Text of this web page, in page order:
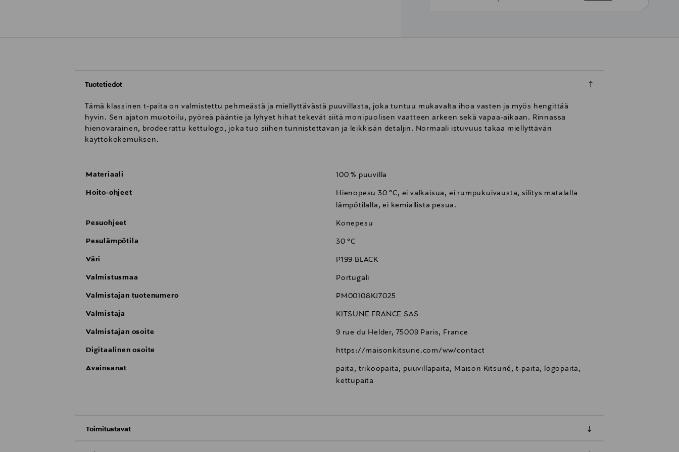
Tuotetiedot
Tämä klassinen t-paita on valmistettu pehmeästä ja miellyttävästä puuvillasta, joka tuntuu mukavalta ihoa vasten ja myös hengittää
hyvin. Sen ajaton muotoilu, pyöreä pääntie ja lyhyet hihat tekevät siitä monipuolisen vaatteen arkeen sekä vapaa-aikaan. Rinnassa
hienovarainen, brodeerattu kettulogo, joka tuo siihen tunnistettavan ja leikkisän detaljin. Normaali istuvuus takaa miellyttävän
käyttökokemuksen.
Materiaali 100 % puuvilla
Hoito-ohjeet
Hienopesu 30 °C, ei valkaisua, ei rumpukuivausta, silitys matalalla
lämpötilalla, ei kemiallista pesua.
Pesuohjeet Konepesu
Pesulämpötila 30 °C
Väri P199 BLACK
Valmistusmaa Portugali
Valmistajan tuotenumero PM00108KJ7025
Valmistaja KITSUNE FRANCE SAS
Valmistajan osoite 9 rue du Helder, 75009 Paris, France
Digitaalinen osoite https://maisonkitsune.com/ww/contact
Avainsanat
paita, trikoopaita, puuvillapaita, Maison Kitsuné, t-paita, logopaita,
kettupaita
Toimitustavat